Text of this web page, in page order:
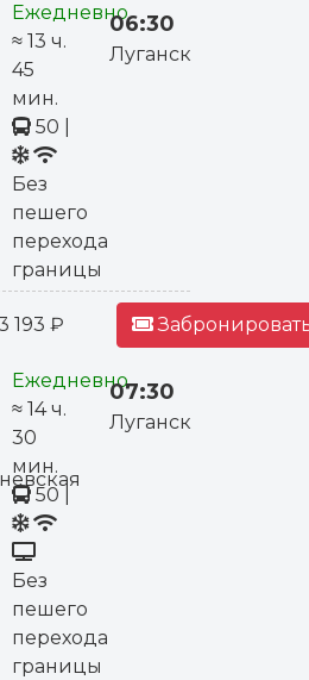
Ежедневно
≈ 13 ч.
45
мин.
50
Без
пешего
перехода
границы
06:30
Луганск
193 ₽
Ежедневно
≈ 14 ч.
30
мин.
50
Без
пешего
перехода
границы
07:30
Луганск